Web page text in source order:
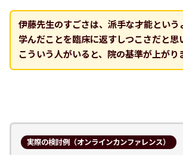
伊藤先生のすごさは、派手な才能という
学んだことを臨床に返すしつこさだと思
こういう人がいると、院の基準が上がり
実際の検討例（オンラインカンファレンス）